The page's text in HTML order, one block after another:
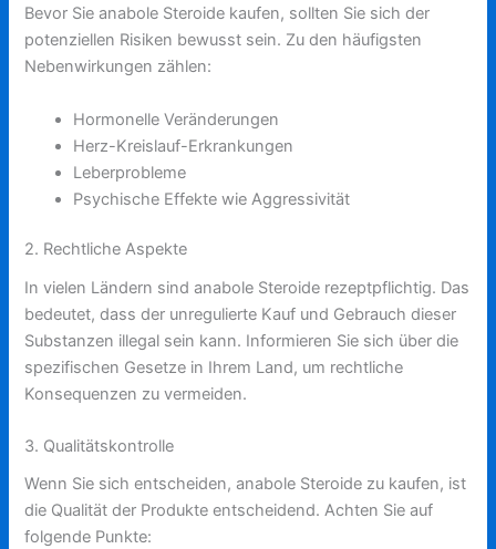
Bevor Sie anabole Steroide kaufen, sollten Sie sich der
potenziellen Risiken bewusst sein. Zu den häufigsten
Nebenwirkungen zählen:
Hormonelle Veränderungen
Herz-Kreislauf-Erkrankungen
Leberprobleme
Psychische Effekte wie Aggressivität
2. Rechtliche Aspekte
In vielen Ländern sind anabole Steroide rezeptpflichtig. Das
bedeutet, dass der unregulierte Kauf und Gebrauch dieser
Substanzen illegal sein kann. Informieren Sie sich über die
spezifischen Gesetze in Ihrem Land, um rechtliche
Konsequenzen zu vermeiden.
3. Qualitätskontrolle
Wenn Sie sich entscheiden, anabole Steroide zu kaufen, ist
die Qualität der Produkte entscheidend. Achten Sie auf
folgende Punkte: